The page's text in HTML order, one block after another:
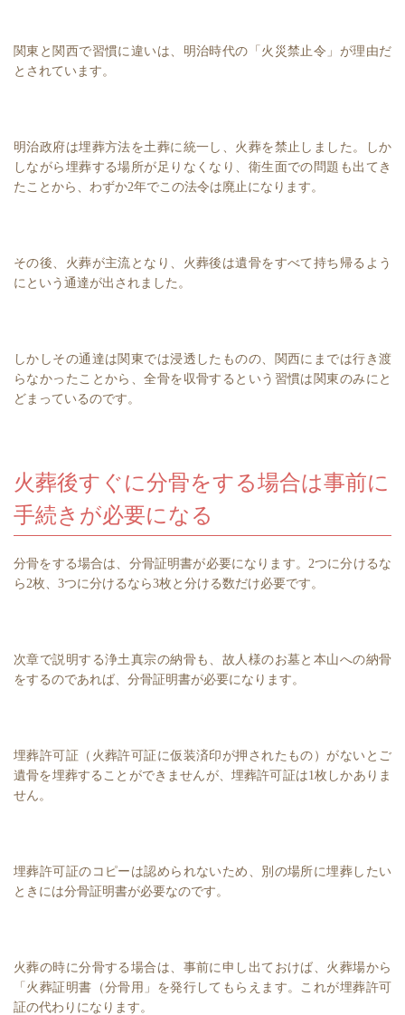
関東と関西で習慣に違いは、明治時代の「火災禁止令」が理由だ
とされています。
明治政府は埋葬方法を土葬に統一し、火葬を禁止しました。しか
しながら埋葬する場所が足りなくなり、衛生面での問題も出てき
たことから、わずか2年でこの法令は廃止になります。
その後、火葬が主流となり、火葬後は遺骨をすべて持ち帰るよう
にという通達が出されました。
しかしその通達は関東では浸透したものの、関西にまでは行き渡
らなかったことから、全骨を収骨するという習慣は関東のみにと
どまっているのです。
火葬後すぐに分骨をする場合は事前に
手続きが必要になる
分骨をする場合は、分骨証明書が必要になります。2つに分けるな
ら2枚、3つに分けるなら3枚と分ける数だけ必要です。
次章で説明する浄土真宗の納骨も、故人様のお墓と本山への納骨
をするのであれば、分骨証明書が必要になります。
埋葬許可証（火葬許可証に仮装済印が押されたもの）がないとご
遺骨を埋葬することができませんが、埋葬許可証は1枚しかありま
せん。
埋葬許可証のコピーは認められないため、別の場所に埋葬したい
ときには分骨証明書が必要なのです。
火葬の時に分骨する場合は、事前に申し出ておけば、火葬場から
「火葬証明書（分骨用」を発行してもらえます。これが埋葬許可
証の代わりになります。